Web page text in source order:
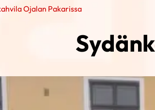
Ojalan Pakarissa